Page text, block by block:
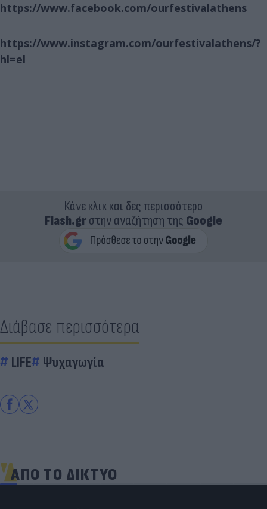
https://www.facebook.com/ourfestivalathens
https://www.instagram.com/ourfestivalathens/?
hl=el
Κάνε κλικ και δες περισσότερο
Flash.grστην αναζήτηση της Google
Διάβασε περισσότερα
LIFE Ψυχαγωγία
ΑΠΟ ΤΟ ΔΙΚΤΥΟ